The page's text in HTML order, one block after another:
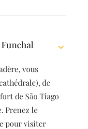
vous
de
de São Tiago
Prenez le
pour visiter